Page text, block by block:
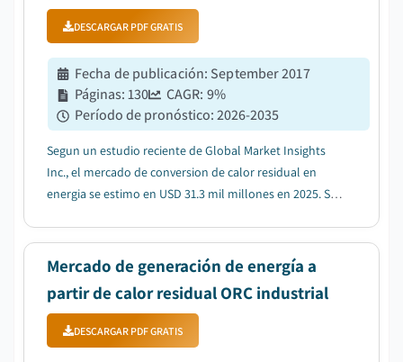
DESCARGAR PDF GRATIS
Fecha de publicación: September 2017
Páginas:130 CAGR: 9%
Período de pronóstico:2026-2035
Segun un estudio reciente de Global Market Insights
Inc., el mercado de conversion de calor residual en
energia se estimo en USD 31.3 mil millones en 2025. Se
CAGR del 9%....
Mercado de generación de energía a
partir de calor residual ORC industrial
DESCARGAR PDF GRATIS